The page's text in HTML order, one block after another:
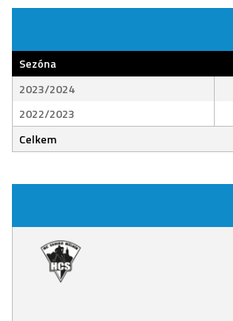
Sezóna
2023/2024
2022/2023
Celkem